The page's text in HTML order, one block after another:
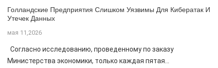
Голландские Предприятия Слишком Уязвимы Для Кибератак И
Утечек Данных
мая 11,2026
Согласно исследованию, проведенному по заказу
Министерства экономики, только каждая пятая...